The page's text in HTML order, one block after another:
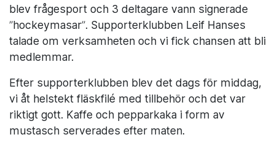
blev frågesport och 3 deltagare vann signerade
”hockeymasar”. Supporterklubben Leif Hanses
talade om verksamheten och vi fick chansen att bli
medlemmar.
Efter supporterklubben blev det dags för middag,
vi åt helstekt fläskfilé med tillbehör och det var
riktigt gott. Kaffe och pepparkaka i form av
mustasch serverades efter maten.